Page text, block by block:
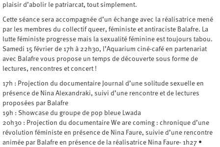
plaisir d’abolir le patriarcat, tout simplement.
Cette séance sera accompagnée d’un échange avec la réalisatrice mené
par les membres du collectif queer, féministe et antiraciste Balafre. La
lutte féministe progresse mais la sexualité féminine est toujours tabou.
Samedi 15 février de 17h à 22h30, l’Aquarium ciné-café en partenariat
avec Balafre vous propose un temps de découverte sous forme de
lectures, rencontres et concert !
17h : Projection du documentaire Journal d’une solitude sexuelle en
présence de Nina Alexandraki, suivi d’une rencontre et de lectures
proposées par Balafre
19h : Showcase du groupe de pop bleue Lwada
20h30 : Projection du documentaire We are coming : chronique d’une
révolution féministe en présence de Nina Faure, suivie d’une rencontre
animée par Balafre en présence de la réalisatrice Nina Faure- 1h27 •